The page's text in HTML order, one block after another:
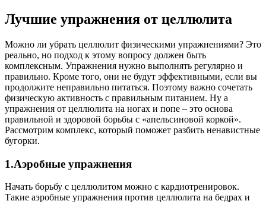
Лучшие упражнения от целлюлита
Можно ли убрать целлюлит физическими упражнениями? Это
реально, но подход к этому вопросу должен быть
комплексным. Упражнения нужно выполнять регулярно и
правильно. Кроме того, они не будут эффективными, если вы
продолжите неправильно питаться. Поэтому важно сочетать
физическую активность с правильным питанием. Ну а
упражнения от целлюлита на ногах и попе – это основа
правильной и здоровой борьбы с «апельсиновой коркой».
Рассмотрим комплекс, который поможет разбить ненавистные
бугорки.
1.Аэробные упражнения
Начать борьбу с целлюлитом можно с кардиотренировок.
Такие аэробные упражнения против целлюлита на бедрах и